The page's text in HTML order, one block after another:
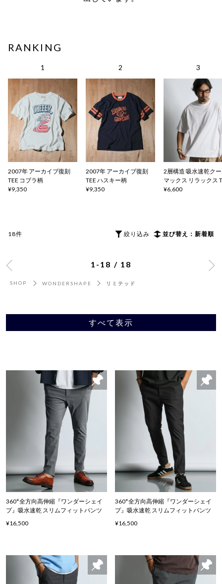
RANKING
2007年 アーカイブ復刻
TEE コブラ柄
¥9,350
2007年 アーカイブ復刻
TEE ハスキー柄
¥9,350
2層構造 吸水速乾ク
マックス リラックス
ャツ
¥6,600
18件 絞り込み 並び替え：新着順
1-18 / 18
SHOP WONDERSHAPE リミテッド
すべて表示
360°全方向高伸縮『ワンダーシェイ
プ』吸水速乾 スリムフィットパンツ
¥16,500
360°全方向高伸縮『ワンダーシェイ
プ』吸水速乾 スリムフィットパンツ
¥16,500